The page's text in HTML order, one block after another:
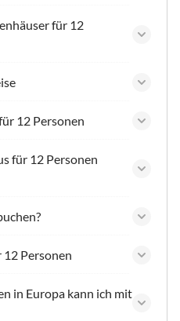
für 12
12 Personen
für 12 Personen
12 Personen
in Europa kann ich mit